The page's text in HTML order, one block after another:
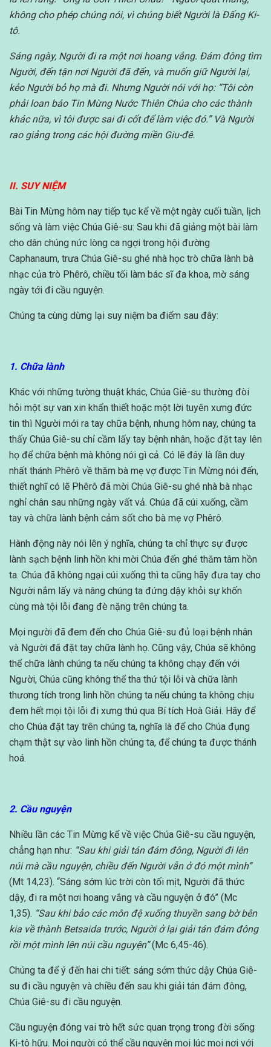
không cho phép chúng nói, vì chúng biết Người là Đấng Ki-
tô.
Sáng ngày, Người đi ra một nơi hoang vắng. Đám đông tìm
Người, đến tận nơi Người đã đến, và muốn giữ Người lại,
kẻo Người bỏ họ mà đi. Nhưng Người nói với họ: “Tôi còn
phải loan báo Tin Mừng Nước Thiên Chúa cho các thành
khác nữa, vì tôi được sai đi cốt để làm việc đó.” Và Người
rao giảng trong các hội đường miền Giu-đê.
II. SUY NIỆM
Bài Tin Mừng hôm nay tiếp tục kể về một ngày cuối tuần, lịch
sống và làm việc Chúa Giê-su: Sau khi đã giảng một bài làm
cho dân chúng nức lòng ca ngợi trong hội đường
Caphanaum, trưa Chúa Giê-su ghé nhà học trò chữa lành bà
nhạc của trò Phêrô, chiều tối làm bác sĩ đa khoa, mờ sáng
ngày tới đi cầu nguyện.
Chúng ta cùng dừng lại suy niệm ba điểm sau đây:
1. Chữa lành
Khác với những tường thuật khác, Chúa Giê-su thường đòi
hỏi một sự van xin khẩn thiết hoặc một lời tuyên xưng đức
tin thì Người mới ra tay chữa bệnh, nhưng hôm nay, chúng ta
thấy Chúa Giê-su chỉ cầm lấy tay bệnh nhân, hoặc đặt tay lên
họ để chữa bệnh mà không nói gì cả. Có lẽ đây là lần duy
nhất thánh Phêrô về thăm bà mẹ vợ được Tin Mừng nói đến,
thiết nghĩ có lẽ Phêrô đã mời Chúa Giê-su ghé nhà bà nhạc
nghỉ chân sau những ngày vất vả. Chúa đã cúi xuống, cầm
tay và chữa lành bệnh cảm sốt cho bà mẹ vợ Phêrô.
Hành động này nói lên ý nghĩa, chúng ta chỉ thực sự được
lành sạch bệnh linh hồn khi mời Chúa đến ghé thăm tâm hồn
ta. Chúa đã không ngại cúi xuống thì ta cũng hãy đưa tay cho
Người nắm lấy và nâng chúng ta đứng dậy khỏi sự khốn
cùng mà tội lỗi đang đè nặng trên chúng ta.
Mọi người đã đem đến cho Chúa Giê-su đủ loại bệnh nhân
và Người đã đặt tay chữa lành họ. Cũng vậy, Chúa sẽ không
thể chữa lành chúng ta nếu chúng ta không chạy đến với
Người, Chúa cũng không thể tha thứ tội lỗi và chữa lành
thương tích trong linh hồn chúng ta nếu chúng ta không chịu
đem hết mọi tội lỗi đi xưng thú qua Bí tích Hoà Giải. Hãy để
cho Chúa đặt tay trên chúng ta, nghĩa là để cho Chúa đụng
chạm thật sự vào linh hồn chúng ta, để chúng ta được thánh
hoá.
2. Cầu nguyện
Nhiều lần các Tin Mừng kể về việc Chúa Giê-su cầu nguyện,
chẳng hạn như: “Sau khi giải tán đám đông, Người đi lên
núi mà cầu nguyện, chiều đến Người vẫn ở đó một mình”
(Mt 14,23). “Sáng sớm lúc trời còn tối mịt, Người đã thức
dậy, đi ra một nơi hoang vắng và cầu nguyện ở đó” (Mc
1,35). “Sau khi bảo các môn đệ xuống thuyền sang bờ bên
kia về thành Betsaida trước, Người ở lại giải tán đám đông
rồi một mình lên núi cầu nguyện”(Mc 6,45-46).
Chúng ta để ý đến hai chi tiết: sáng sớm thức dậy Chúa Giê-
su đi cầu nguyện và chiều đến sau khi giải tán đám đông,
Chúa Giê-su đi cầu nguyện.
Cầu nguyện đóng vai trò hết sức quan trọng trong đời sống
Ki-tô hữu. Mọi người có thể cầu nguyện mọi lúc mọi nơi với